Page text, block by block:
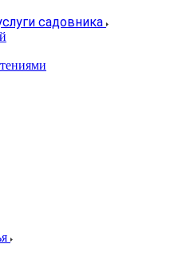
садовника